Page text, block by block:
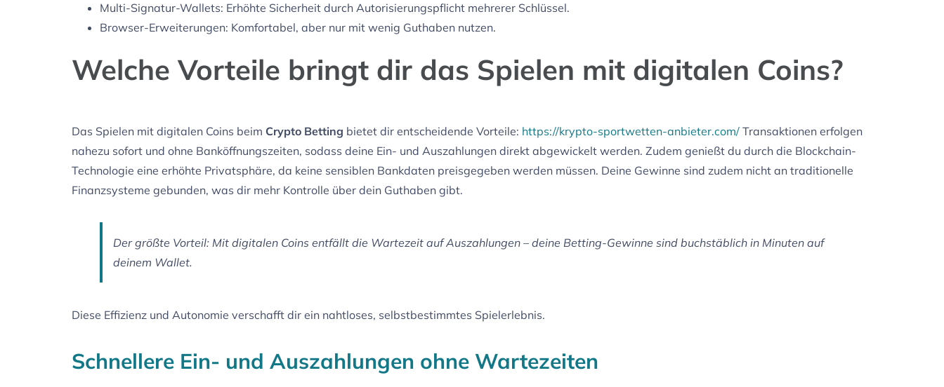
Multi-Signatur-Wallets: Erhöhte Sicherheit durch Autorisierungspflicht mehrerer Schlüssel.
Browser-Erweiterungen: Komfortabel, aber nur mit wenig Guthaben nutzen.
Welche Vorteile bringt dir das Spielen mit digitalen Coins?
Das Spielen mit digitalen Coins beim Crypto Betting bietet dir entscheidende Vorteile: https://krypto-sportwetten-anbieter.com/ Transaktionen erfolgen
nahezu sofort und ohne Banköffnungszeiten, sodass deine Ein- und Auszahlungen direkt abgewickelt werden. Zudem genießt du durch die Blockchain-
Technologie eine erhöhte Privatsphäre, da keine sensiblen Bankdaten preisgegeben werden müssen. Deine Gewinne sind zudem nicht an traditionelle
Finanzsysteme gebunden, was dir mehr Kontrolle über dein Guthaben gibt.
Der größte Vorteil: Mit digitalen Coins entfällt die Wartezeit auf Auszahlungen – deine Betting-Gewinne sind buchstäblich in Minuten auf
deinem Wallet.
Diese Effizienz und Autonomie verschafft dir ein nahtloses, selbstbestimmtes Spielerlebnis.
Schnellere Ein- und Auszahlungen ohne Wartezeiten